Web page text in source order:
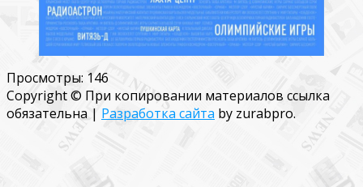
Просмотры: 146
Copyright © При копировании материалов ссылка
обязательна | Разработка сайта by zurabpro.